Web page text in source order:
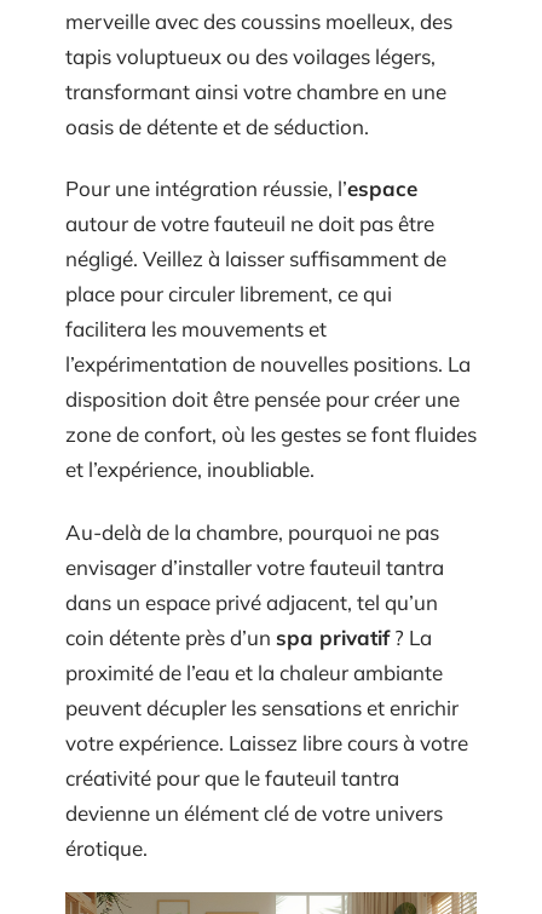
merveille avec des coussins moelleux, des
tapis voluptueux ou des voilages légers,
transformant ainsi votre chambre en une
oasis de détente et de séduction.
Pour une intégration réussie, l’espace
autour de votre fauteuil ne doit pas être
négligé. Veillez à laisser suffisamment de
place pour circuler librement, ce qui
facilitera les mouvements et
l’expérimentation de nouvelles positions. La
disposition doit être pensée pour créer une
zone de confort, où les gestes se font fluides
et l’expérience, inoubliable.
Au-delà de la chambre, pourquoi ne pas
envisager d’installer votre fauteuil tantra
dans un espace privé adjacent, tel qu’un
coin détente près d’un spa privatif? La
proximité de l’eau et la chaleur ambiante
peuvent décupler les sensations et enrichir
votre expérience. Laissez libre cours à votre
créativité pour que le fauteuil tantra
devienne un élément clé de votre univers
érotique.